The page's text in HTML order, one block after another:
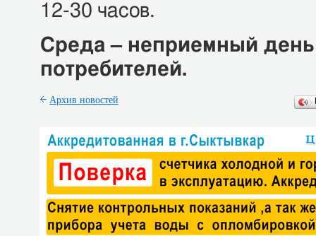
12-30 часов.
Среда – неприемный
потребителей.
Архив новостей